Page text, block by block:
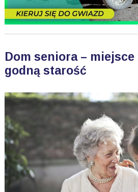
Dom seniora –
godną starość